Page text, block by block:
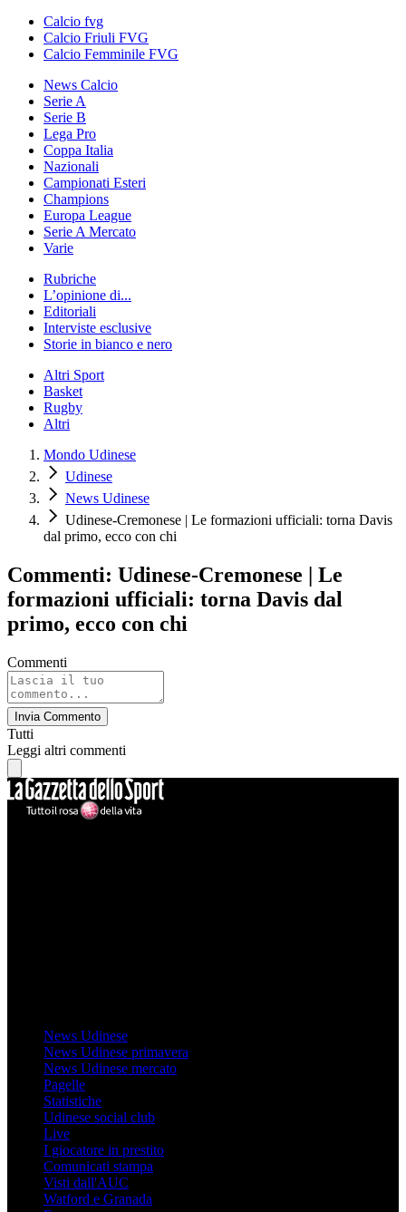
Calcio fvg
Calcio Friuli FVG
Calcio Femminile FVG
News Calcio
Serie A
Serie B
Lega Pro
Coppa Italia
Nazionali
Campionati Esteri
Champions
Europa League
Serie A Mercato
Varie
Rubriche
L’opinione di...
Editoriali
Interviste esclusive
Storie in bianco e nero
Altri Sport
Basket
Rugby
Altri
Mondo Udinese
Udinese
News Udinese
Udinese-Cremonese | Le formazioni ufficiali: torna Davis
dal primo, ecco con chi
Commenti: Udinese-Cremonese | Le
formazioni ufficiali: torna Davis dal
primo, ecco con chi
Commenti
Invia Commento
Tutti
Leggi altri commenti
News Udinese
News Udinese primavera
News Udinese mercato
Pagelle
Statistiche
Udinese social club
Live
I giocatore in prestito
Comunicati stampa
Visti dall'AUC
Watford e Granada